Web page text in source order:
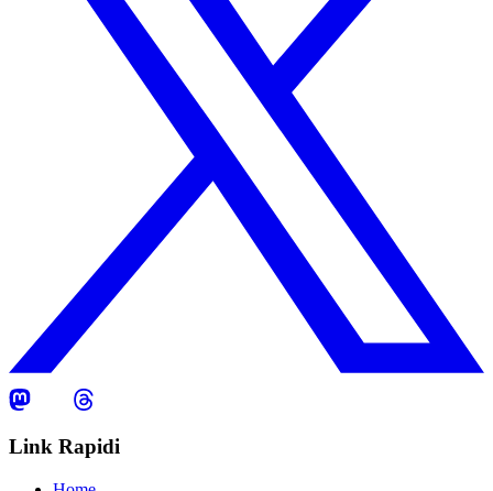
Link Rapidi